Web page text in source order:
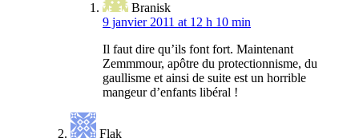
Branisk
9 janvier 2011 at 12 h 10 min
Il faut dire qu’ils font fort. Maintenant
Zemmmour, apôtre du protectionnisme, du
gaullisme et ainsi de suite est un horrible
mangeur d’enfants libéral !
Flak